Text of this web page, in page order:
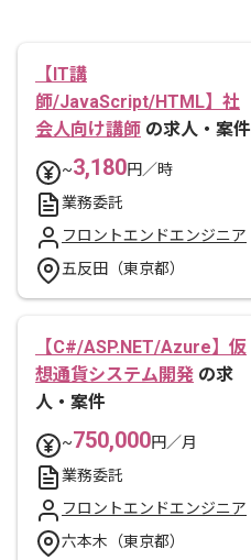
【IT講
師/JavaScript/HTML】社
会人向け講師 の求人・案件
~3,180円／時
業務委託
フロントエンドエンジニア
五反田（東京都）
【C#/ASP.NET/Azure】仮
想通貨システム開発 の求
人・案件
~750,000円／月
業務委託
フロントエンドエンジニア
六本木（東京都）